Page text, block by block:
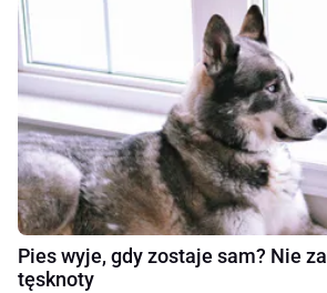
Pies wyje, gdy zostaje sam? Nie
tęsknoty